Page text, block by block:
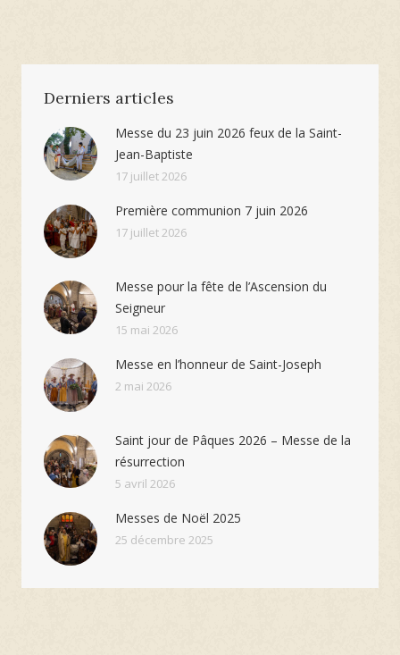
Derniers articles
Messe du 23 juin 2026 feux de la Saint-
Jean-Baptiste
17 juillet 2026
Première communion 7 juin 2026
17 juillet 2026
Messe pour la fête de l’Ascension du
Seigneur
15 mai 2026
Messe en l’honneur de Saint-Joseph
2 mai 2026
Saint jour de Pâques 2026 – Messe de la
résurrection
5 avril 2026
Messes de Noël 2025
25 décembre 2025